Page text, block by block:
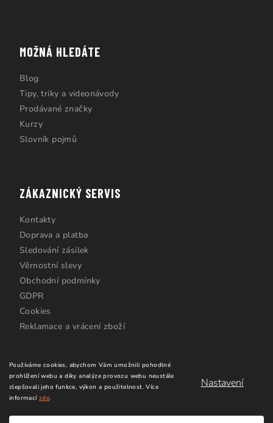
Používáme cookies, abychom Vám umožnili pohodlné
prohlížení webu a díky analýze provozu webu neustále
zlepšovali jeho funkce, výkon a použitelnost.Více
informacízde.
Nastavení
MOŽNÁ HLEDÁTE
Blog
Tipy, triky a videonávody
Prodávané značky
Kurzy
Slovník pojmů
ZÁKAZNICKÝ SERVIS
Kontakty
Doprava a platba
Sledování zásilek
Věrnostní slevy
Obchodní podmínky
GDPR
Cookies
Reklamace a vrácení zboží
vyhrazena.Upravit nastavení cookies